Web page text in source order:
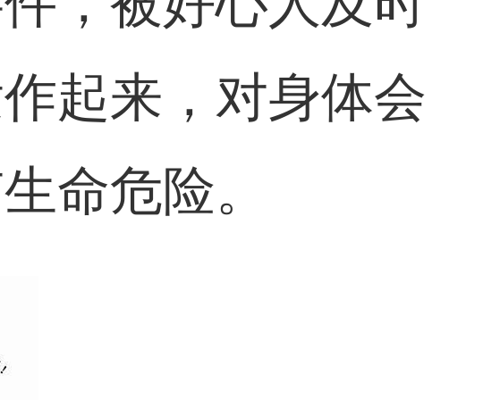
起来，对身体会
命危险。